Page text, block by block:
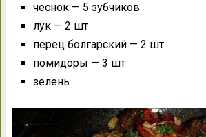
чеснок — 5 зубчиков
лук — 2 шт
перец болгарский — 2 шт
помидоры — 3 шт
зелень